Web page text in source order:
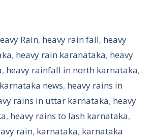
Rain, heavy rain fall, heavy
, heavy rain karanataka, heavy
, heavy rainfall in north karnataka,
news, heavy rains in
rains in uttar karnataka, heavy
, heavy rains to lash karnataka,
rain, karnataka, karnataka